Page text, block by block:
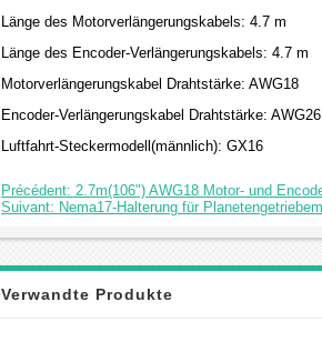
Länge des Motorverlängerungskabels: 4.7 m
Länge des Encoder-Verlängerungskabels: 4.7 m
Motorverlängerungskabel Drahtstärke: AWG18
Encoder-Verlängerungskabel Drahtstärke: AWG26
Luftfahrt-Steckermodell(männlich): GX16
Précédent: 2.7m(106") AWG18 Motor- und
Suivant: Nema17-Halterung für
Verwandte Produkte